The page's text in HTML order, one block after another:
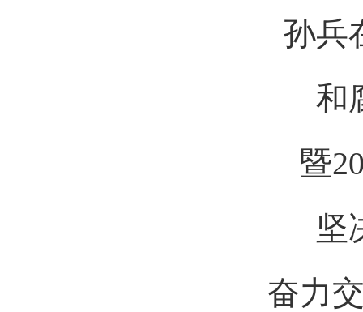
孙兵在
和腐
暨
坚决
奋力交